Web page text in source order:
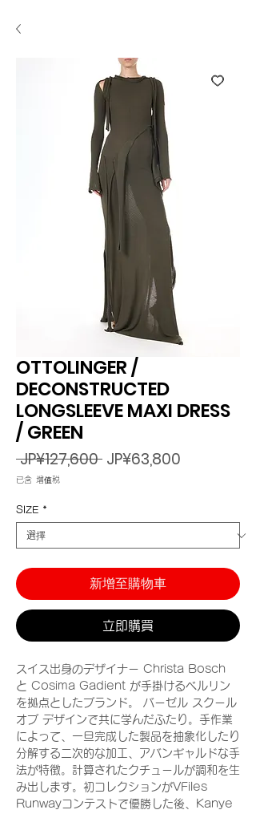
OTTOLINGER /
DECONSTRUCTED
LONGSLEEVE MAXI DRESS
/ GREEN
JP¥127,600 一
JP¥63,800
已含 增值税
SIZE *
新增至購物車
立即購買
スイス出身のデザイナー Christa Bosch
と Cosima Gadient が手掛けるベルリン
を拠点としたブランド。 バーゼル スクール
オブ デザインで共に学んだふたり。手作業
によって、一旦完成した製品を抽象化したり
分解する二次的な加工、アバンギャルドな手
法が特徴。計算されたクチュールが調和を生
み出します。初コレクションがVFiles
Runwayコンテストで優勝した後、Kanye